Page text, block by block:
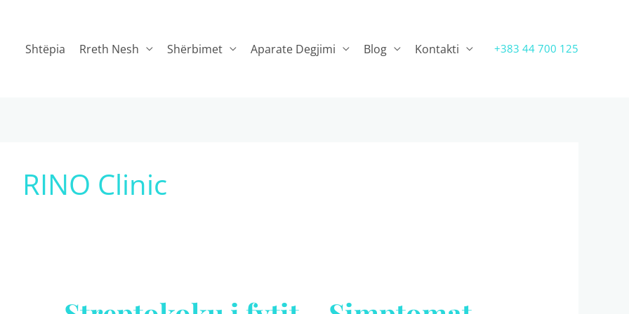
Shtëpia Rreth Nesh Shërbimet Aparate Degjimi Blog Kontakti +383 44 700 125
RINO Clinic